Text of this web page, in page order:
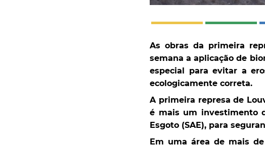
As obras da primeira
semana a aplicação de
especial para evitar a
ecologicamente correta.
A primeira represa de
é mais um investimento
Esgoto (SAE), para
Em uma área de mais